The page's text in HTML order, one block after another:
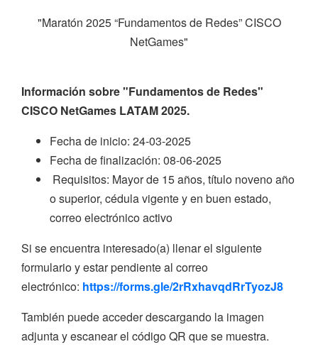
"Maratón 2025 “Fundamentos de Redes” CISCO
NetGames"
Información sobre "Fundamentos de Redes"
CISCO NetGames LATAM 2025.
Fecha de inicio: 24-03-2025
Fecha de finalización: 08-06-2025
Requisitos: Mayor de 15 años, título noveno año
o superior, cédula vigente y en buen estado,
correo electrónico activo
Si se encuentra interesado(a) llenar el siguiente
formulario y estar pendiente al correo
electrónico: https://forms.gle/2rRxhavqdRrTyozJ8
También puede acceder descargando la imagen
adjunta y escanear el código QR que se muestra.